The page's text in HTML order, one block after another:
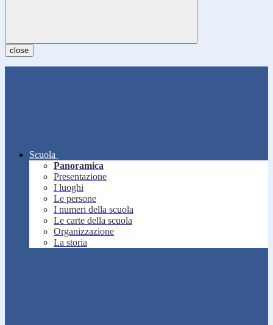
close
Scuola
Panoramica
Presentazione
I luoghi
Le persone
I numeri della scuola
Le carte della scuola
Organizzazione
La storia